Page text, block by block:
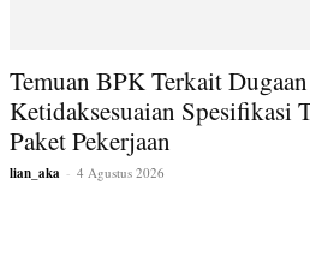
Temuan BPK Terkait Dugaan
Ketidaksesuaian Spesifikasi
Paket Pekerjaan
lian_aka - 4 Agustus 2026